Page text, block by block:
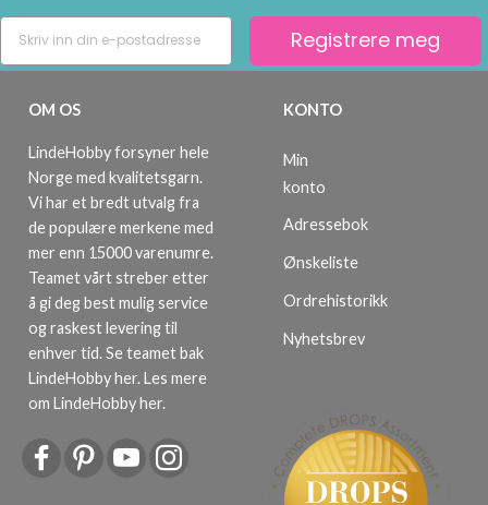
Registrere meg
OM OS
LindeHobby forsyner hele
Norge med kvalitetsgarn.
Vi har et bredt utvalg fra
de populære merkene med
mer enn 15000 varenumre.
Teamet vårt streber etter
å gi deg best mulig service
og raskest levering til
enhver tid. Se teamet bak
LindeHobby her.Les mere
om LindeHobby her.
KONTO
Min
konto
Adressebok
Ønskeliste
Ordrehistorikk
Nyhetsbrev